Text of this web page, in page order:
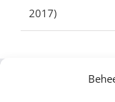
2017)